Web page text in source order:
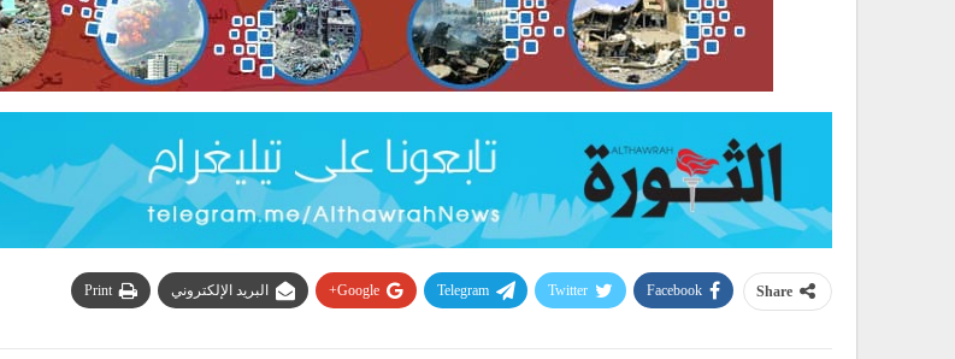
Share
Facebook
Twitter
Telegram
Google+ البريد الإلكتروني Print